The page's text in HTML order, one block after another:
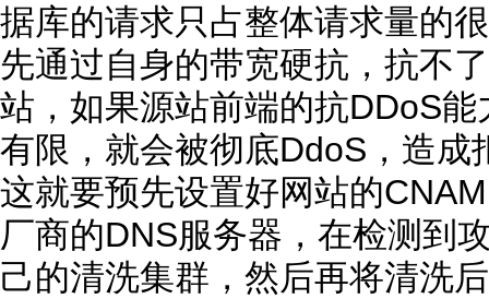
据库的请求只占整体请求量的
先通过自身的带宽硬抗，抗不
站，如果源站前端的抗DDoS
有限，就会被彻底DdoS，造成
这就要预先设置好网站的
厂商的DNS服务器，在检测到
己的清洗集群，然后再将清洗